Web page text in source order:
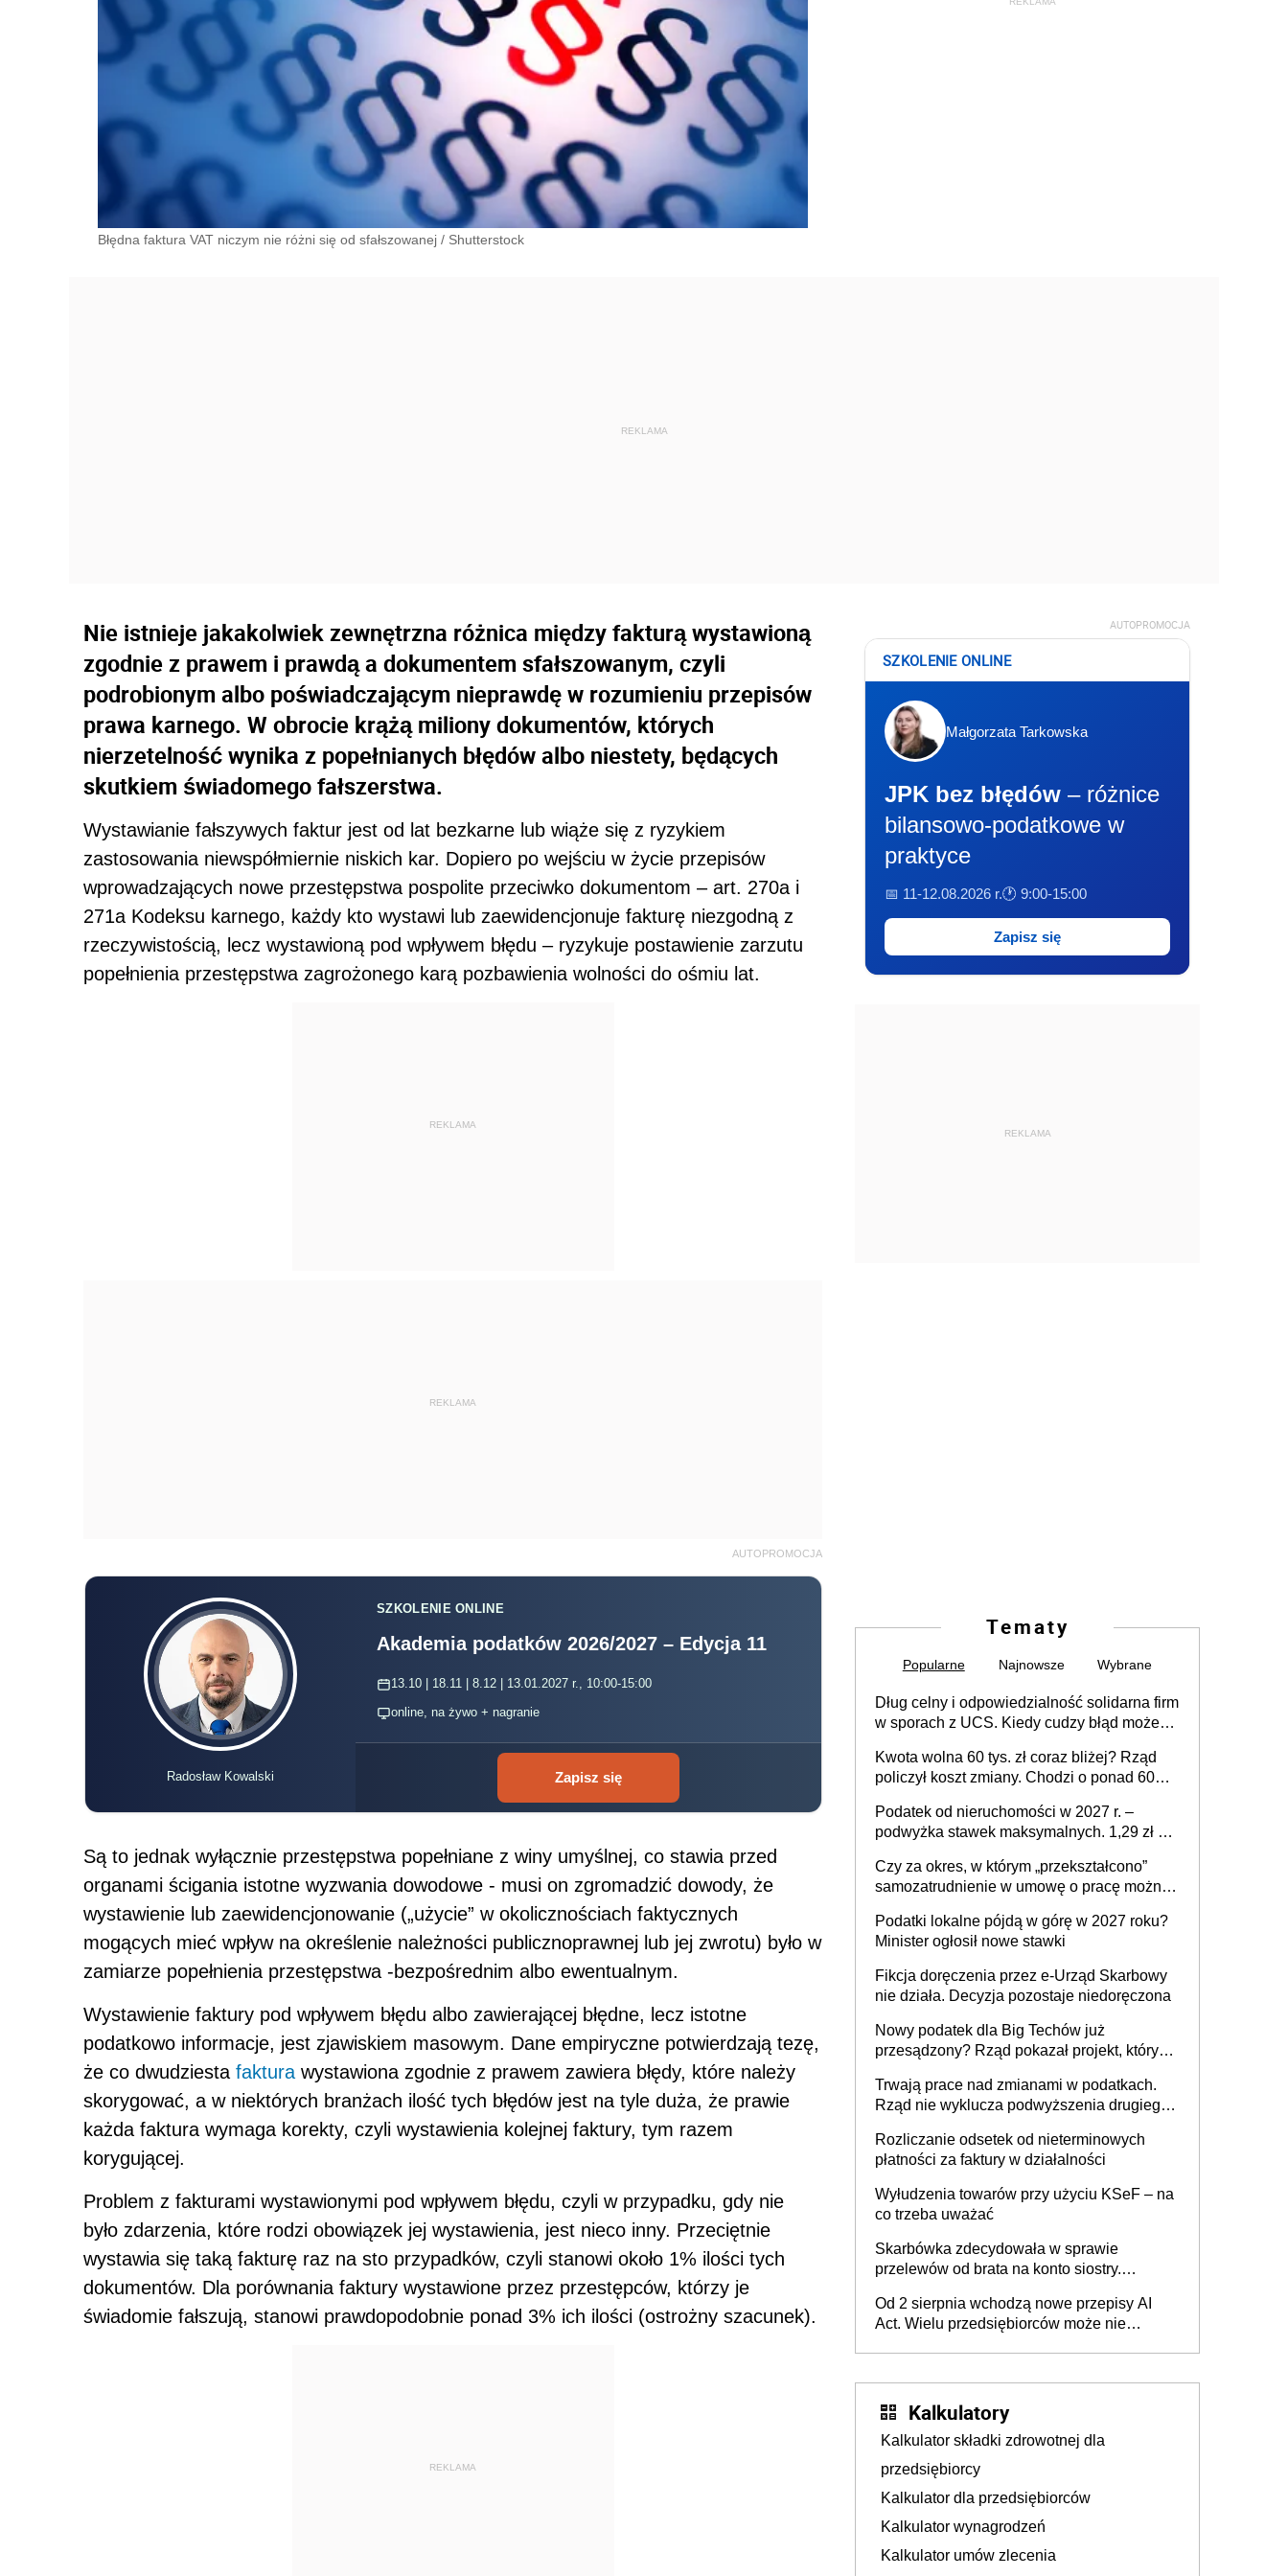
Błędna faktura VAT niczym nie różni się od sfałszowanej / Shutterstock
Nie istnieje jakakolwiek zewnętrzna różnica między fakturą wystawioną
zgodnie z prawem i prawdą a dokumentem sfałszowanym, czyli
podrobionym albo poświadczającym nieprawdę w rozumieniu przepisów
prawa karnego. W obrocie krążą miliony dokumentów, których
nierzetelność wynika z popełnianych błędów albo niestety, będących
skutkiem świadomego fałszerstwa.
Wystawianie fałszywych faktur jest od lat bezkarne lub wiąże się z ryzykiem
zastosowania niewspółmiernie niskich kar. Dopiero po wejściu w życie przepisów
wprowadzających nowe przestępstwa pospolite przeciwko dokumentom – art. 270a i
271a Kodeksu karnego, każdy kto wystawi lub zaewidencjonuje fakturę niezgodną z
rzeczywistością, lecz wystawioną pod wpływem błędu – ryzykuje postawienie zarzutu
popełnienia przestępstwa zagrożonego karą pozbawienia wolności do ośmiu lat.
REKLAMA
REKLAMA
AUTOPROMOCJA
Radosław Kowalski
SZKOLENIE ONLINE
Akademia podatków 2026/2027 – Edycja 11
13.10 | 18.11 | 8.12 | 13.01.2027 r., 10:00-15:00
online, na żywo + nagranie
Zapisz się
Są to jednak wyłącznie przestępstwa popełniane z winy umyślnej, co stawia przed
organami ścigania istotne wyzwania dowodowe - musi on zgromadzić dowody, że
wystawienie lub zaewidencjonowanie („użycie” w okolicznościach faktycznych
mogących mieć wpływ na określenie należności publicznoprawnej lub jej zwrotu) było w
zamiarze popełnienia przestępstwa -bezpośrednim albo ewentualnym.
Wystawienie faktury pod wpływem błędu albo zawierającej błędne, lecz istotne
podatkowo informacje, jest zjawiskiem masowym. Dane empiryczne potwierdzają tezę,
że co dwudziesta faktura wystawiona zgodnie z prawem zawiera błędy, które należy
skorygować, a w niektórych branżach ilość tych błędów jest na tyle duża, że prawie
każda faktura wymaga korekty, czyli wystawienia kolejnej faktury, tym razem
korygującej.
Problem z fakturami wystawionymi pod wpływem błędu, czyli w przypadku, gdy nie
było zdarzenia, które rodzi obowiązek jej wystawienia, jest nieco inny. Przeciętnie
wystawia się taką fakturę raz na sto przypadków, czyli stanowi około 1% ilości tych
dokumentów. Dla porównania faktury wystawione przez przestępców, którzy je
świadomie fałszują, stanowi prawdopodobnie ponad 3% ich ilości (ostrożny szacunek).
REKLAMA
AUTOPROMOCJA
SZKOLENIE ONLINE
Małgorzata Tarkowska
JPK bez błędów – różnice
bilansowo-podatkowe w
praktyce
📅 11-12.08.2026 r.🕐 9:00-15:00
Zapisz się
REKLAMA
Tematy
Popularne Najnowsze Wybrane
Dług celny i odpowiedzialność solidarna firm
w sporach z UCS. Kiedy cudzy błąd może
Kwota wolna 60 tys. zł coraz bliżej? Rząd
policzył koszt zmiany. Chodzi o ponad 60
Podatek od nieruchomości w 2027 r. –
podwyżka stawek maksymalnych. 1,29 zł za
budynków i lokali związanych z
prowadzeniem działalności gospodarczej
Czy za okres, w którym „przekształcono”
samozatrudnienie w umowę o pracę można
umowy cywilnoprawnej jedynym
racjonalnym wyjściem
Podatki lokalne pójdą w górę w 2027 roku?
Minister ogłosił nowe stawki
Fikcja doręczenia przez e-Urząd Skarbowy
nie działa. Decyzja pozostaje niedoręczona
Nowy podatek dla Big Techów już
przesądzony? Rząd pokazał projekt, który
Trwają prace nad zmianami w podatkach.
Rząd nie wyklucza podwyższenia drugiego
Rozliczanie odsetek od nieterminowych
płatności za faktury w działalności
Wyłudzenia towarów przy użyciu KSeF – na
co trzeba uważać
Skarbówka zdecydowała w sprawie
przelewów od brata na konto siostry.
darowizna, ale podatku jednak nie będzie
Od 2 sierpnia wchodzą nowe przepisy AI
Act. Wielu przedsiębiorców może nie
Kalkulatory
Kalkulator składki zdrowotnej dla
przedsiębiorcy
Kalkulator dla przedsiębiorców
Kalkulator wynagrodzeń
Kalkulator umów zlecenia